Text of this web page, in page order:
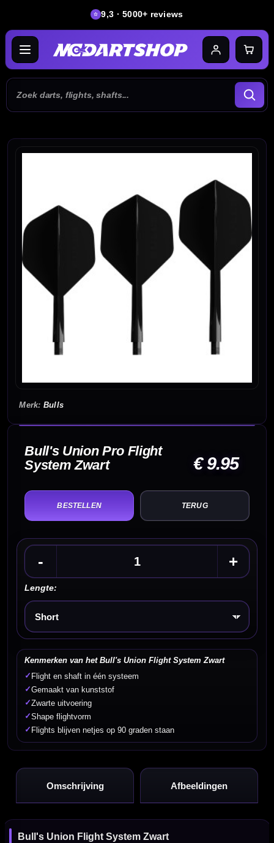
9,3 · 5000+ reviews
Bulls
Bull's Union Pro Flight
System Zwart
€ 9.95
TERUG
- +
Lengte:
Kies een optie
Kenmerken van het Bull's Union Flight System Zwart
✓ Flight en shaft in één systeem
✓Gemaakt van kunststof
✓Zwarte uitvoering
✓Shape flightvorm
✓ Flights blijven netjes op 90 graden staan
Omschrijving Afbeeldingen
Bull's Union Flight System Zwart